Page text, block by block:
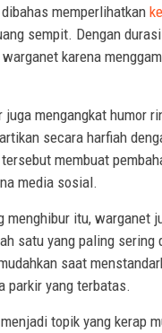
memperlihatkan
sempit. Dengan
karena
mengangkat humor
secara harfiah
membuat
media sosial.
menghibur itu, warganet
satu yang paling
saat
parkir yang terbatas.
topik yang kerap